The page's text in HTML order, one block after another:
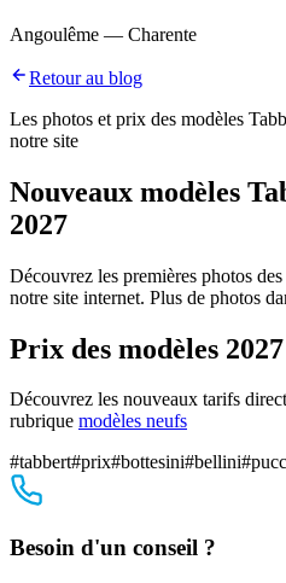
Angoulême — Charente
Retour au blog
Les photos et prix des modèles
notre site
Nouveaux modèles
2027
Découvrez les premières photos
notre site internet. Plus de photos
Prix des modèles 2027
Découvrez les nouveaux tarifs
rubrique modèles neufs
#tabbert#prix#bottesini#bellini#
Besoin d'un conseil ?